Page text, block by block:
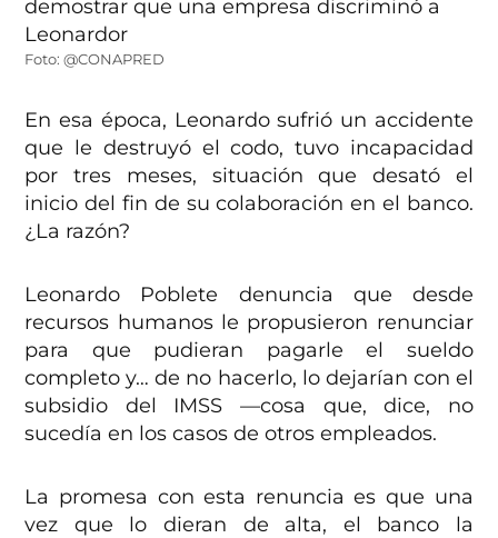
Foto: @CONAPRED
En esa época, Leonardo sufrió un accidente
que le destruyó el codo, tuvo incapacidad
por tres meses, situación que desató el
inicio del fin de su colaboración en el banco.
¿La razón?
Leonardo Poblete denuncia que desde
recursos humanos le propusieron renunciar
para que pudieran pagarle el sueldo
completo y… de no hacerlo, lo dejarían con el
subsidio del IMSS —cosa que, dice, no
sucedía en los casos de otros empleados.
La promesa con esta renuncia es que una
vez que lo dieran de alta, el banco la